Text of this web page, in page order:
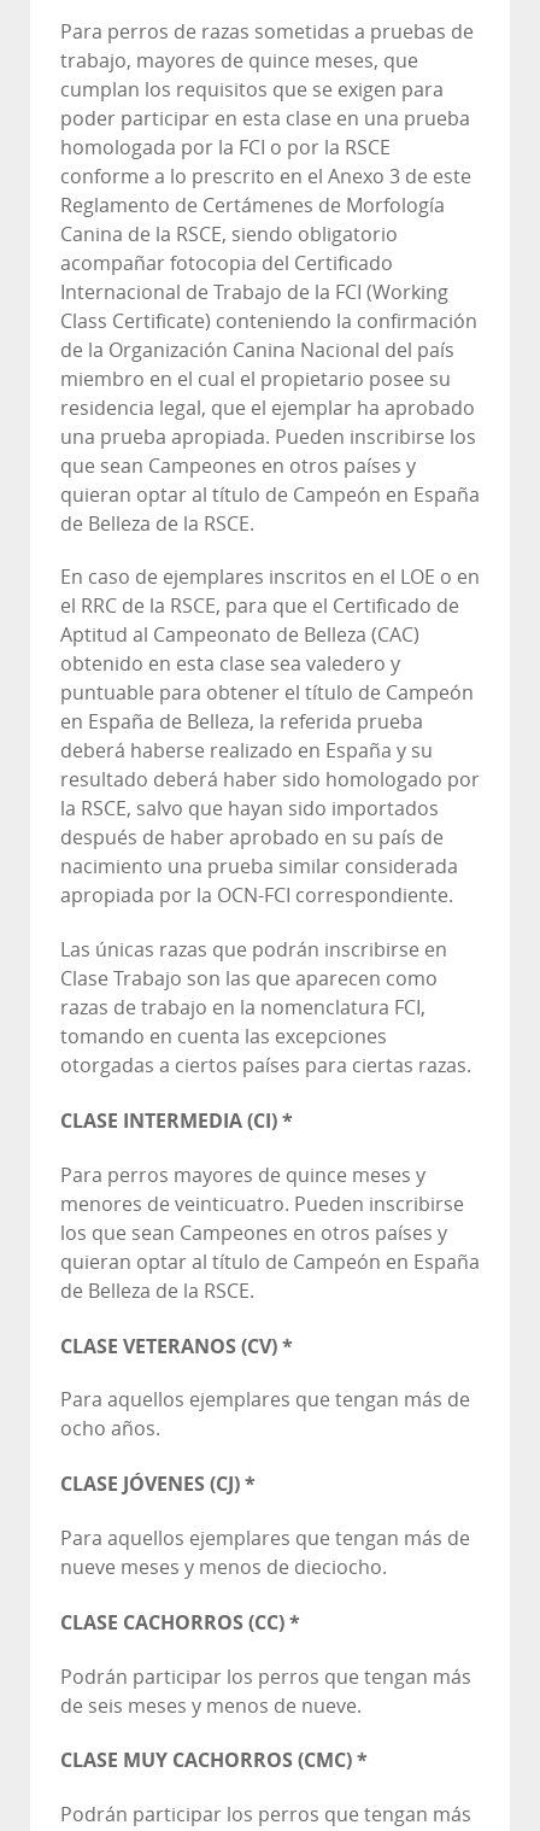
Para perros de razas sometidas a pruebas de
trabajo, mayores de quince meses, que
cumplan los requisitos que se exigen para
poder participar en esta clase en una prueba
homologada por la FCI o por la RSCE
conforme a lo prescrito en el Anexo 3 de este
Reglamento de Certámenes de Morfología
Canina de la RSCE, siendo obligatorio
acompañar fotocopia del Certificado
Internacional de Trabajo de la FCI (Working
Class Certificate) conteniendo la confirmación
de la Organización Canina Nacional del país
miembro en el cual el propietario posee su
residencia legal, que el ejemplar ha aprobado
una prueba apropiada. Pueden inscribirse los
que sean Campeones en otros países y
quieran optar al título de Campeón en España
de Belleza de la RSCE.
En caso de ejemplares inscritos en el LOE o en
el RRC de la RSCE, para que el Certificado de
Aptitud al Campeonato de Belleza (CAC)
obtenido en esta clase sea valedero y
puntuable para obtener el título de Campeón
en España de Belleza, la referida prueba
deberá haberse realizado en España y su
resultado deberá haber sido homologado por
la RSCE, salvo que hayan sido importados
después de haber aprobado en su país de
nacimiento una prueba similar considerada
apropiada por la OCN-FCI correspondiente.
Las únicas razas que podrán inscribirse en
Clase Trabajo son las que aparecen como
razas de trabajo en la nomenclatura FCI,
tomando en cuenta las excepciones
otorgadas a ciertos países para ciertas razas.
CLASE INTERMEDIA (CI) *
Para perros mayores de quince meses y
menores de veinticuatro. Pueden inscribirse
los que sean Campeones en otros países y
quieran optar al título de Campeón en España
de Belleza de la RSCE.
CLASE VETERANOS (CV) *
Para aquellos ejemplares que tengan más de
ocho años.
CLASE JÓVENES (CJ) *
Para aquellos ejemplares que tengan más de
nueve meses y menos de dieciocho.
CLASE CACHORROS (CC) *
Podrán participar los perros que tengan más
de seis meses y menos de nueve.
CLASE MUY CACHORROS (CMC) *
Podrán participar los perros que tengan más